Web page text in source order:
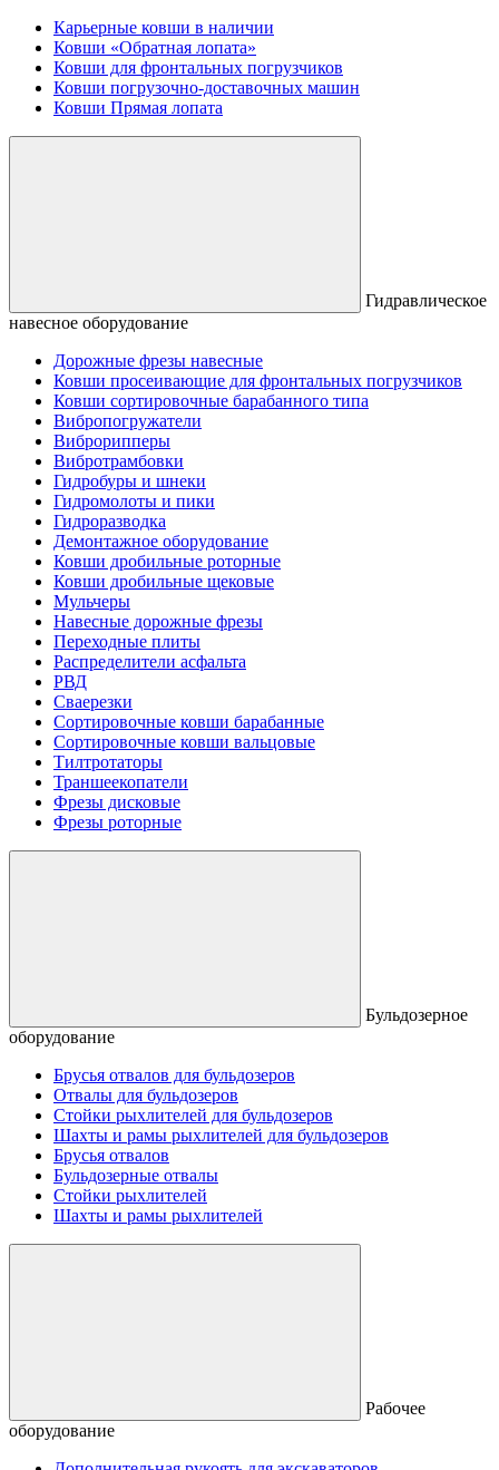
Карьерные ковши в наличии
Ковши «Обратная лопата»
Ковши для фронтальных погрузчиков
Ковши погрузочно-доставочных машин
Ковши Прямая лопата
Гидравлическое
навесное оборудование
Дорожные фрезы навесные
Ковши просеивающие для фронтальных погрузчиков
Ковши сортировочные барабанного типа
Вибропогружатели
Виброрипперы
Вибротрамбовки
Гидробуры и шнеки
Гидромолоты и пики
Гидроразводка
Демонтажное оборудование
Ковши дробильные роторные
Ковши дробильные щековые
Мульчеры
Навесные дорожные фрезы
Переходные плиты
Распределители асфальта
РВД
Сваерезки
Сортировочные ковши барабанные
Сортировочные ковши вальцовые
Тилтротаторы
Траншеекопатели
Фрезы дисковые
Фрезы роторные
Бульдозерное
оборудование
Брусья отвалов для бульдозеров
Отвалы для бульдозеров
Стойки рыхлителей для бульдозеров
Шахты и рамы рыхлителей для бульдозеров
Брусья отвалов
Бульдозерные отвалы
Стойки рыхлителей
Шахты и рамы рыхлителей
Рабочее
оборудование